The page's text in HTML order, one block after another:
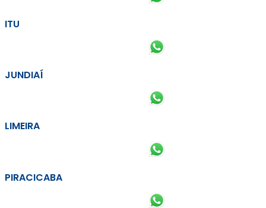
ITU
JUNDIAÍ
LIMEIRA
PIRACICABA